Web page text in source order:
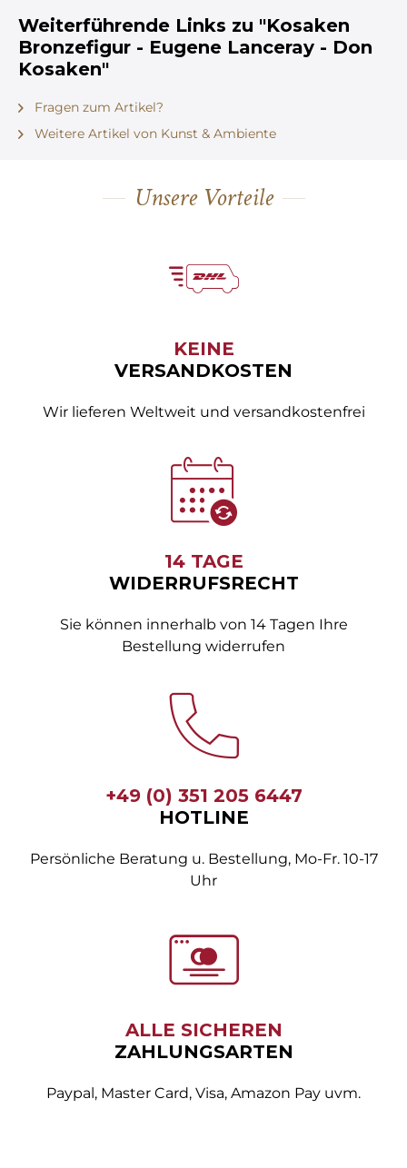
Weiterführende Links zu "Kosaken
Bronzefigur - Eugene Lanceray - Don
Kosaken"
Fragen zum Artikel?
Weitere Artikel von Kunst & Ambiente
Unsere Vorteile
KEINE
VERSANDKOSTEN
Wir lieferen Weltweit und versandkostenfrei
14 TAGE
WIDERRUFSRECHT
Sie können innerhalb von 14 Tagen Ihre
Bestellung widerrufen
+49 (0) 351 205 6447
HOTLINE
Persönliche Beratung u. Bestellung, Mo-Fr. 10-17
Uhr
ALLE SICHEREN
ZAHLUNGSARTEN
Paypal, Master Card, Visa, Amazon Pay uvm.